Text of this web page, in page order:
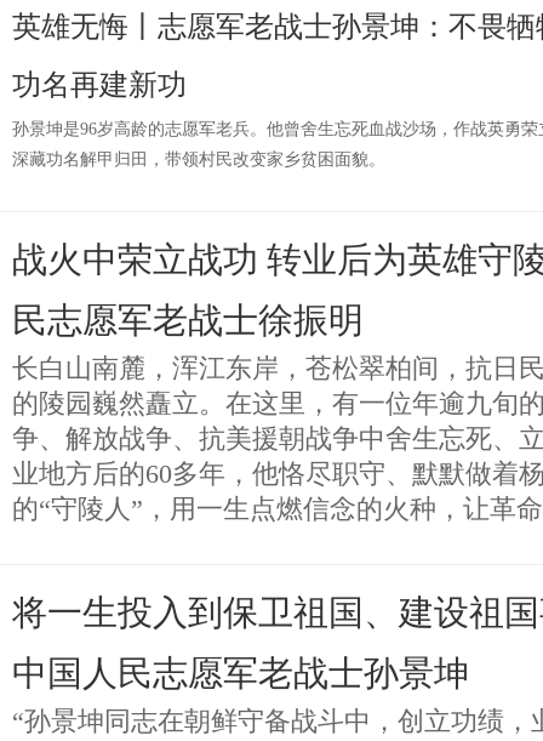
英雄无悔丨志愿军老战士孙景坤：不畏
功名再建新功
孙景坤是96岁高龄的志愿军老兵。他曾舍生忘死血战沙场，作战英勇
深藏功名解甲归田，带领村民改变家乡贫困面貌。
战火中荣立战功 转业后为英雄
民志愿军老战士徐振明
长白山南麓，浑江东岸，苍松翠柏间，抗日
的陵园巍然矗立。在这里，有一位年逾九旬
争、解放战争、抗美援朝战争中舍生忘死、
业地方后的60多年，他恪尽职守、默默做着
的“守陵人”，用一生点燃信念的火种，让革
将一生投入到保卫祖国、建设祖
中国人民志愿军老战士孙景坤
“孙景坤同志在朝鲜守备战斗中，创立功绩，